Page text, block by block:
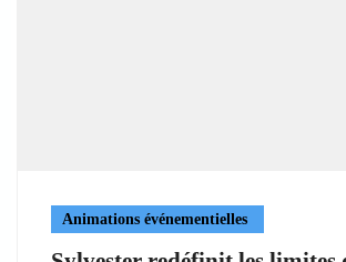
Animations événementielles